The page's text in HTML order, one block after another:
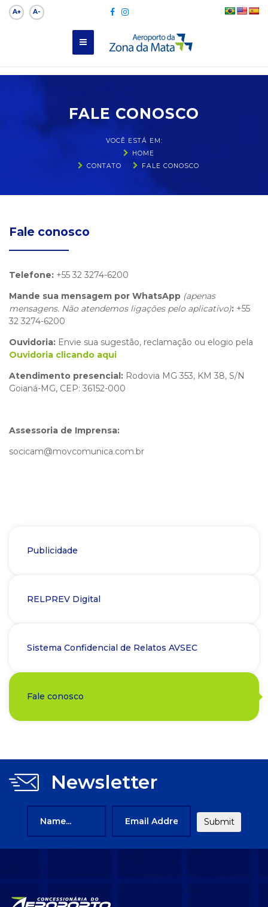
A+ A-
FALE CONOSCO
VOCÊ ESTÁ EM:
HOME
CONTATO
FALE CONOSCO
Fale conosco
Telefone: +55 32 3274-6200
Mande sua mensagem por WhatsApp (apenas
mensagens. Não atendemos ligações pelo aplicativo): +55
32 3274-6200
Ouvidoria: Envie sua sugestão, reclamação ou elogio pela
Ouvidoria clicando aqui
Atendimento presencial: Rodovia MG 353, KM 38, S/N
Goianá-MG, CEP: 36152-000
Assessoria de Imprensa:
socicam@movcomunica.com.br
Publicidade
RELPREV Digital
Sistema Confidencial de Relatos AVSEC
Fale conosco
Newsletter